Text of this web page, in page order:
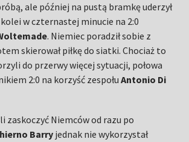
ale później na pustą bramkę uderzył
kolei w czternastej minucie na 2:0
. Niemiec poradził sobie z
skierował piłkę do siatki. Chociaż to
do przerwy więcej sytuacji, połowa
2:0 na korzyść zespołuAntonio Di
zaskoczyć Niemców od razu po
Barry jednak nie wykorzystał